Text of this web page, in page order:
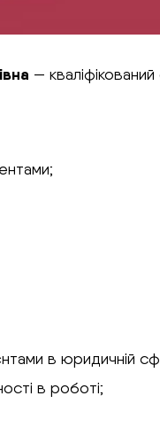
—
в юридичній
в роботі;